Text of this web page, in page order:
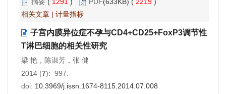
相关文章 | 计量指标
子宫内膜异位症不孕与CD4+CD25+FoxP3调节性
T淋巴细胞的相关性研究
梁 艳，陈淑芳，张 健
2014 (7): 997.
doi: 10.3969/j.issn.1674-8115.2014.07.008